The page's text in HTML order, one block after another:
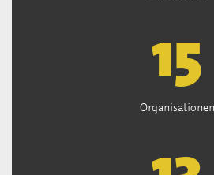
15
Organisationen